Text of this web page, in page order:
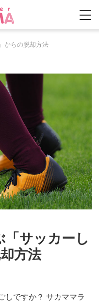
からの脱却方法
サッカーし
方法
しですか？ サカママラ